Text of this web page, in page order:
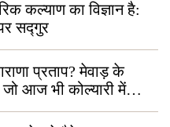
कल्याण का विज्ञान है:
सद्गुर
प्रताप? मेवाड़ के
आज भी कोल्यारी में